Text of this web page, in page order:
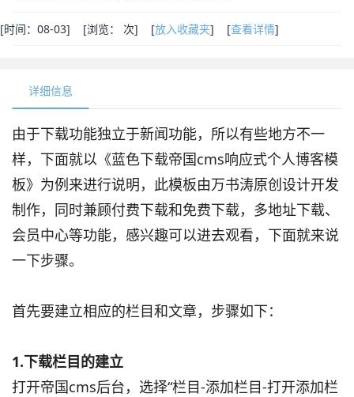
[时间：08-03] [浏览： 次] [放入收藏夹] [查看详情]
详细信息
由于下载功能独立于新闻功能，所以有些地方不一
样，下面就以《蓝色下载帝国cms响应式个人博客模
板》为例来进行说明，此模板由万书涛原创设计开发
制作，同时兼顾付费下载和免费下载，多地址下载、
会员中心等功能，感兴趣可以进去观看，下面就来说
一下步骤。
首先要建立相应的栏目和文章，步骤如下：
1.下载栏目的建立
打开帝国cms后台，选择“栏目-添加栏目-打开添加栏